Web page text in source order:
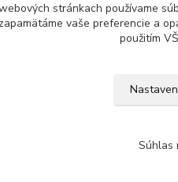
stránkach používame
vaše preferencie a
použitím
Súhlas